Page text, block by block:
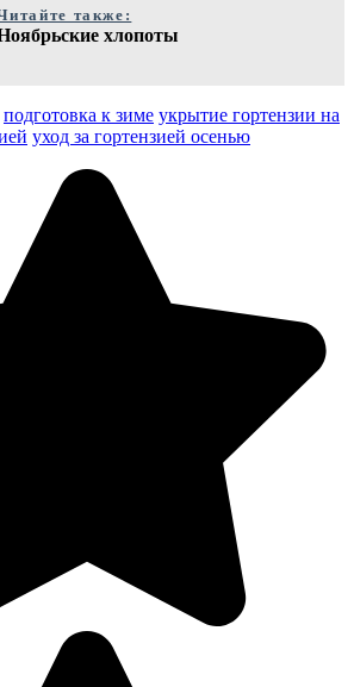
также:
хлопоты
подготовка к зиме укрытие гортензии на
уход за гортензией осенью